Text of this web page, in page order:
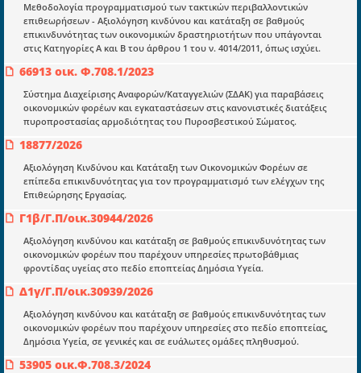
Μεθοδολογία προγραμματισμού των τακτικών περιβαλλοντικών
επιθεωρήσεων - Αξιολόγηση κινδύνου και κατάταξη σε βαθμούς
επικινδυνότητας των οικονομικών δραστηριοτήτων που υπάγονται
στις Κατηγορίες Α και Β του άρθρου 1 του ν. 4014/2011, όπως ισχύει.
66913 οικ. Φ.708.1/2023
Σύστημα Διαχείρισης Αναφορών/Καταγγελιών (ΣΔΑΚ) για παραβάσεις
οικονομικών φορέων και εγκαταστάσεων στις κανονιστικές διατάξεις
πυροπροστασίας αρμοδιότητας του Πυροσβεστικού Σώματος.
18877/2026
Αξιολόγηση Κινδύνου και Κατάταξη των Οικονομικών Φορέων σε
επίπεδα επικινδυνότητας για τον προγραμματισμό των ελέγχων της
Επιθεώρησης Εργασίας.
Γ1β/Γ.Π/οικ.30944/2026
Αξιολόγηση κινδύνου και κατάταξη σε βαθμούς επικινδυνότητας των
οικονομικών φορέων που παρέχουν υπηρεσίες πρωτοβάθμιας
φροντίδας υγείας στο πεδίο εποπτείας Δημόσια Υγεία.
Δ1γ/Γ.Π/οικ.30939/2026
Αξιολόγηση κινδύνου και κατάταξη σε βαθμούς επικινδυνότητας των
οικονομικών φορέων που παρέχουν υπηρεσίες στο πεδίο εποπτείας,
Δημόσια Υγεία, σε γενικές και σε ευάλωτες ομάδες πληθυσμού.
53905 οικ.Φ.708.3/2024
Docman.gr
Ποιοί είμαστε;
Μια πολυετής εθελοντική προσπάθεια που
μετατράπηκε σε επιχειρηματική οντότητα και φιλοδοξεί να συμβάλλει
στην διάδοση της γνώσης.
Ενότητες
Επικαιρότητα
E-book
Οδηγοί εκκαθάρισης
Νόμοι και προεδρικά διατάγματα
Υπουργικές αποφάσεις